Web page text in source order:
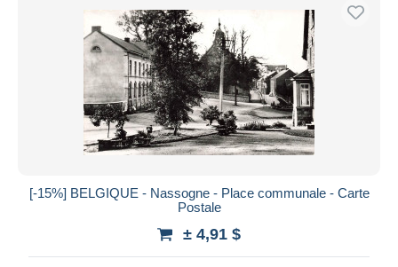
[-15%] BELGIQUE - Nassogne - Place communale - Carte
Postale
± 4,91 $